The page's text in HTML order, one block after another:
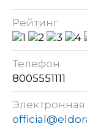
Рейтинг
Телефон
8005551111
Электронная